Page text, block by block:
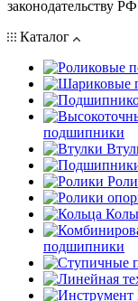
законодательству
Каталог
подшипники
подшипники